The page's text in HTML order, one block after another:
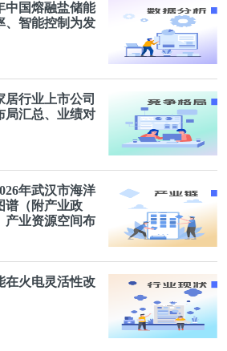
中国熔融盐储能
、智能控制为发
居行业上市公司
局汇总、业绩对
年武汉市海洋
谱（附产业政
产业资源空间布
在火电灵活性改